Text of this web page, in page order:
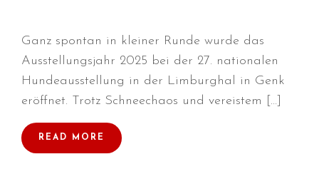
Durchmarsch und Urlaubsgefühle
in Hallbergmoos (D)!
Voller Erfolg in Arnhem (NL)!
Zino Della Dorsale sucht ein
Ganz spontan in kleiner Runde wurde das
Ausstellungsjahr 2025 bei der 27. nationalen
Hundeausstellung in der Limburghal in Genk
eröffnet. Trotz Schneechaos und vereistem […]
READ MORE